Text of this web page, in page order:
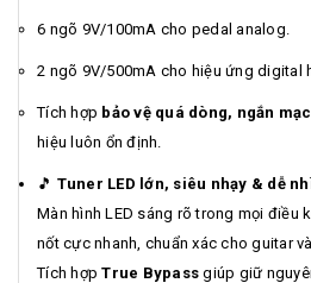
6 ngõ 9V/100mA cho pedal analog.
2 ngõ 9V/500mA cho hiệu ứng digital
Tích hợp bảo vệ quá dòng, ngắn
hiệu luôn ổn định.
🎵 Tuner LED lớn, siêu nhạy & dễ
Màn hình LED sáng rõ trong mọi điều
nốt cực nhanh, chuẩn xác cho guitar
Tích hợpTrue Bypass giúp giữ